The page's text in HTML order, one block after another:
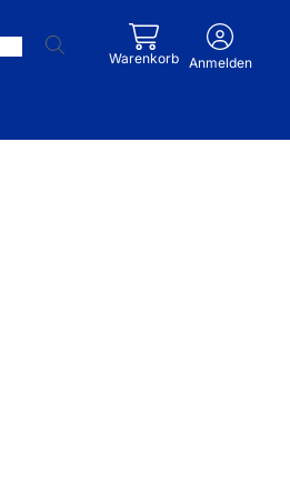
Warenkorb Anmelden